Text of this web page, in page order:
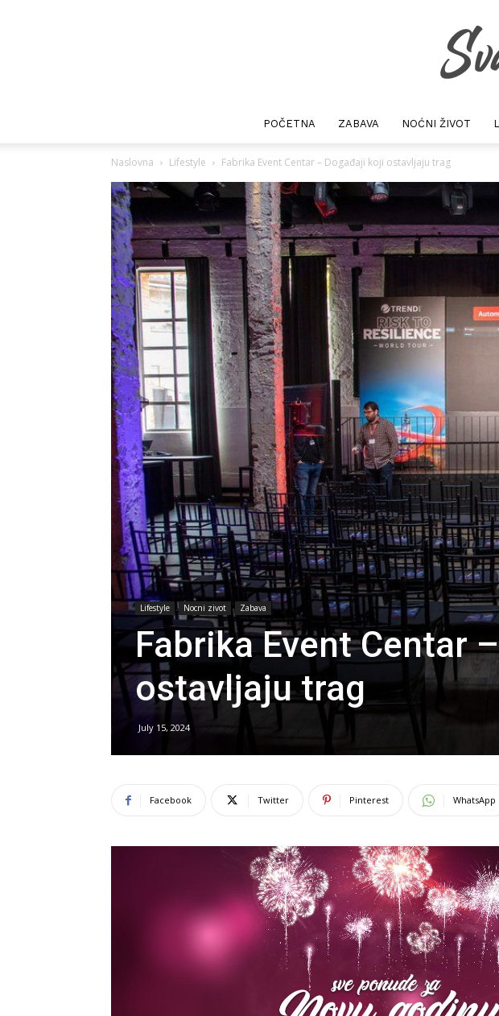
POČETNA ZABAVA NOĆNI ŽIVOT
Naslovna Lifestyle Fabrika Event Centar – Događaji koji ostavljaju trag
Lifestyle Nocni zivot Zabava
Fabrika Event Centar
ostavljaju trag
July 15, 2024
Facebook Twitter Pinterest WhatsApp